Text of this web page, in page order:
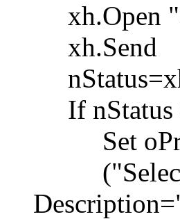
xh.Open
xh.Send
If nStatus
Set
("Select *